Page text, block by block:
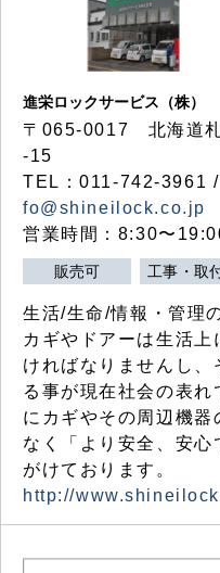
進栄ロックサービス（株）
〒065-0017 北海道
-15
TEL：011-742-3961
fo@shineilock.co.jp
営業時間：8:30〜
販売可 工事・取
生活/生命/情報・管理
カギやドアーは生活
ければなりませんし、
る事が現在社会の表
にカギやその周辺機
なく「より安全、安
がけております。
http://